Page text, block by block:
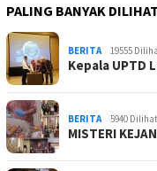
PALING BANYAK DILIHAT
BERITA 19555
Kepala UPTD
BERITA 5940 Dilihat
MISTERI